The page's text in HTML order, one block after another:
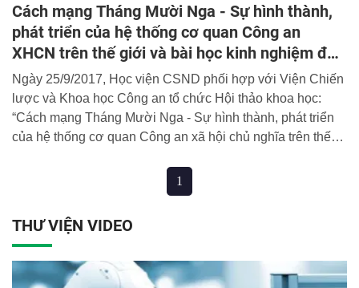
Cách mạng Tháng Mười Nga - Sự hình thành,
phát triển của hệ thống cơ quan Công an
XHCN trên thế giới và bài học kinh nghiệm đối
với CAND Việt Nam
Ngày 25/9/2017, Học viện CSND phối hợp với Viện Chiến
lược và Khoa học Công an tổ chức Hội thảo khoa học:
“Cách mạng Tháng Mười Nga - Sự hình thành, phát triển
của hệ thống cơ quan Công an xã hội chủ nghĩa trên thế
1
THƯ VIỆN VIDEO